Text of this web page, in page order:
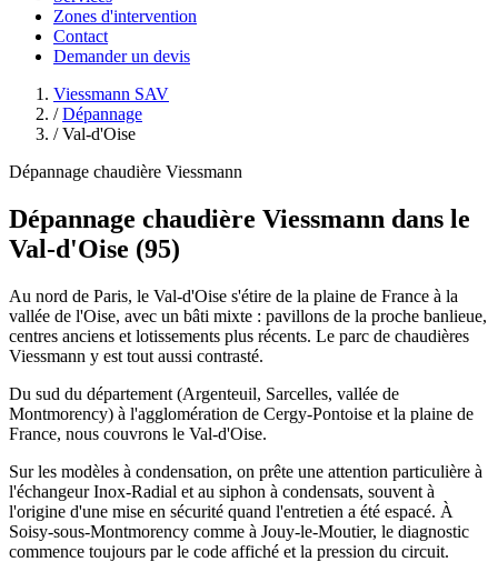
Zones d'intervention
Contact
Demander un devis
Viessmann SAV
/ Dépannage
/ Val-d'Oise
Dépannage chaudière Viessmann
Dépannage chaudière Viessmann dans le
Val-d'Oise (95)
Au nord de Paris, le Val-d'Oise s'étire de la plaine de France à la
vallée de l'Oise, avec un bâti mixte : pavillons de la proche banlieue,
centres anciens et lotissements plus récents. Le parc de chaudières
Viessmann y est tout aussi contrasté.
Du sud du département (Argenteuil, Sarcelles, vallée de
Montmorency) à l'agglomération de Cergy-Pontoise et la plaine de
France, nous couvrons le Val-d'Oise.
Sur les modèles à condensation, on prête une attention particulière à
l'échangeur Inox-Radial et au siphon à condensats, souvent à
l'origine d'une mise en sécurité quand l'entretien a été espacé. À
Soisy-sous-Montmorency comme à Jouy-le-Moutier, le diagnostic
commence toujours par le code affiché et la pression du circuit.